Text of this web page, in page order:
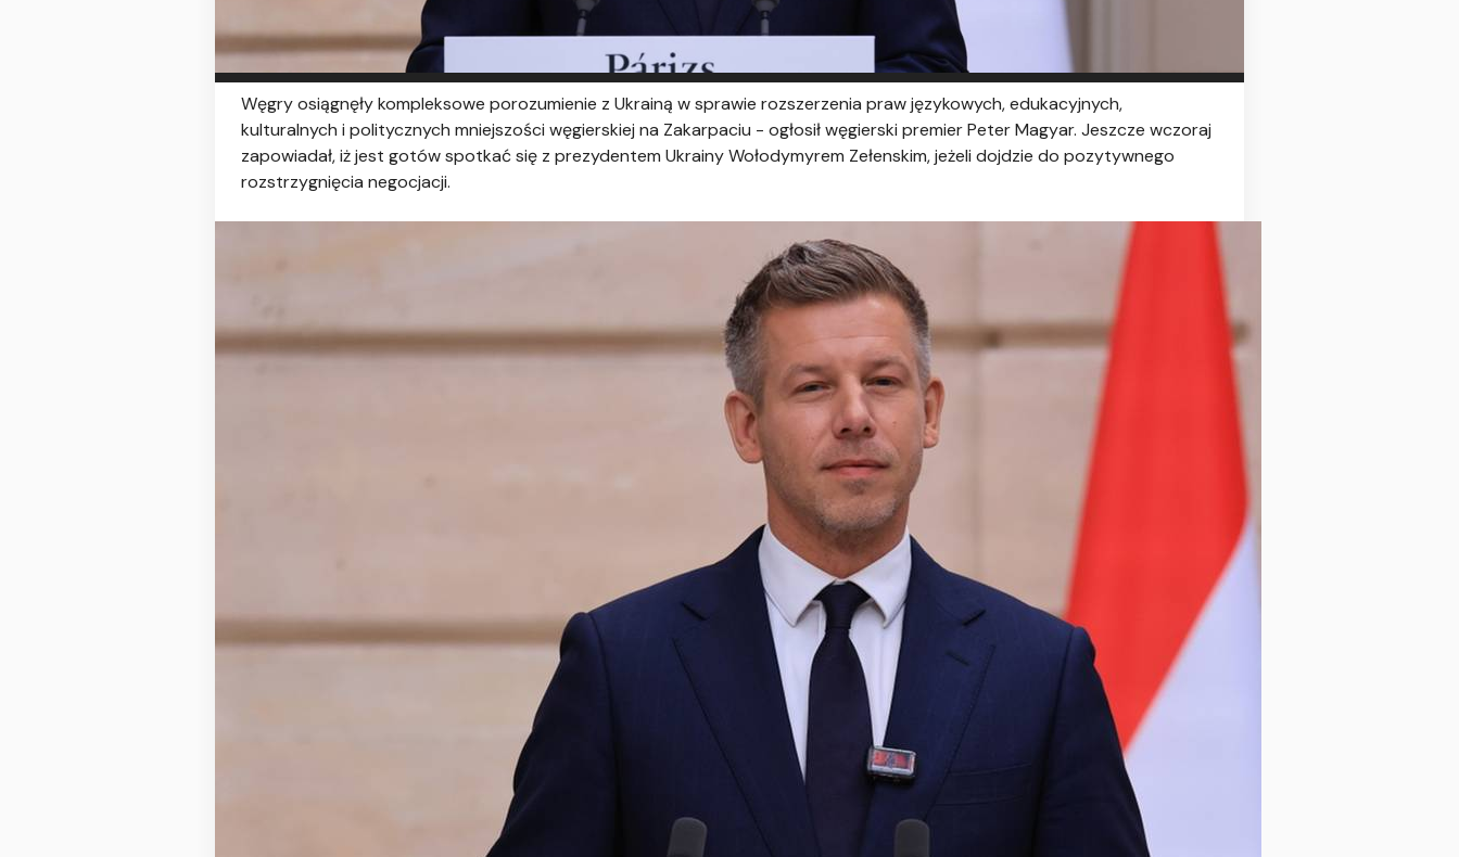
Węgry osiągnęły kompleksowe porozumienie z Ukrainą w sprawie rozszerzenia praw językowych, edukacyjnych,
kulturalnych i politycznych mniejszości węgierskiej na Zakarpaciu - ogłosił węgierski premier Peter Magyar. Jeszcze wczoraj
zapowiadał, iż jest gotów spotkać się z prezydentem Ukrainy Wołodymyrem Zełenskim, jeżeli dojdzie do pozytywnego
rozstrzygnięcia negocjacji.